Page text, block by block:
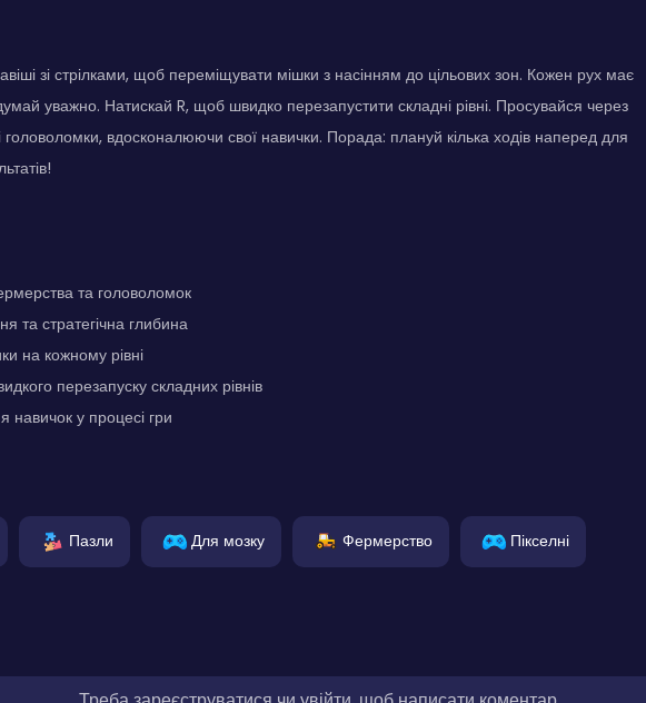
зі стрілками, щоб переміщувати мішки з насінням до цільових зон. Кожен рух має
уважно. Натискай R, щоб швидко перезапустити складні рівні. Просувайся через
головоломки, вдосконалюючи свої навички. Порада: плануй кілька ходів наперед для
та головоломок
та стратегічна глибина
на кожному рівні
перезапуску складних рівнів
навичок у процесі гри
Пазли Для мозку Фермерство Пікселні